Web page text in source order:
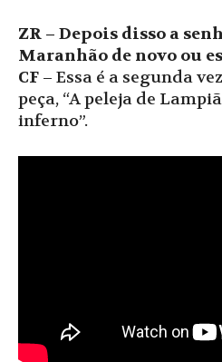
ZR – Depois disso a
Maranhão de novo ou
CF – Essa é a segunda
peça, “A peleja de
inferno”.